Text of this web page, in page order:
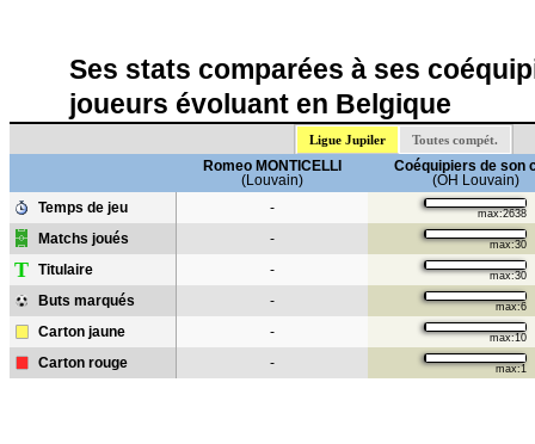
Ses stats comparées à ses
joueurs évoluant en Belgique
Ligue Jupiler Toutes compét.
Romeo MONTICELLI
(Louvain)
Coéquipiers de son
(OH Louvain)
Temps de jeu
- max:2638
Matchs joués - max:30
T Titulaire - max:30
Buts marqués - max:6
Carton jaune - max:10
Carton rouge - max:1